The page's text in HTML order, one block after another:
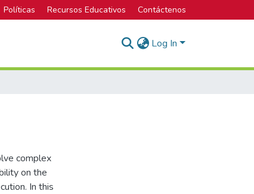
Políticas Recursos Educativos Contáctenos
Log In
complex
on the
In this